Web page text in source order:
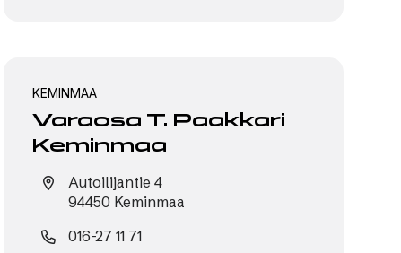
KEMINMAA
Varaosa T. Paakkari
Keminmaa
Autoilijantie 4
94450 Keminmaa
016-27 11 71